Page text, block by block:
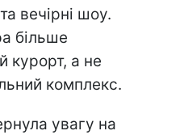
вечірні шоу.
більше
курорт, а не
комплекс.
увагу на